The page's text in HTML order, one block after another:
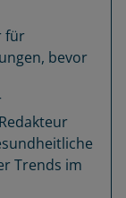
für
bevor
Trends im